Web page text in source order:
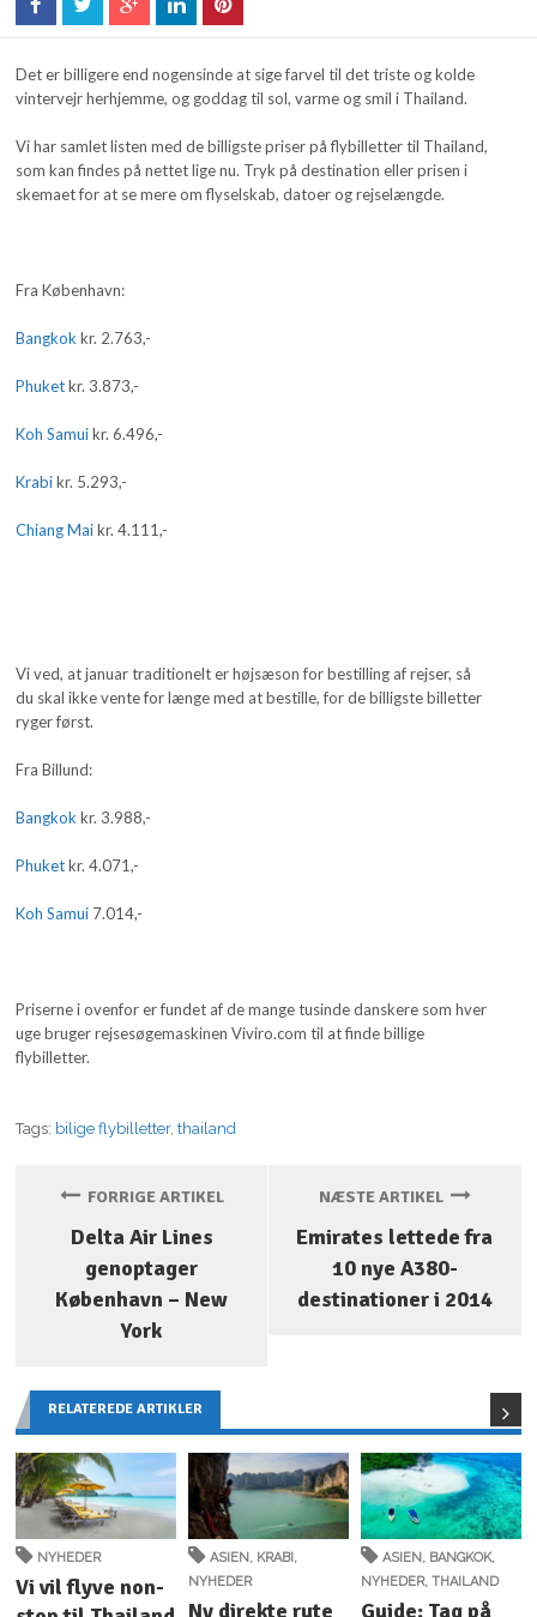
Det er billigere end nogensinde at sige farvel til det triste og kolde
vintervejr herhjemme, og goddag til sol, varme og smil i Thailand.
Vi har samlet listen med de billigste priser på flybilletter til Thailand,
som kan findes på nettet lige nu. Tryk på destination eller prisen i
skemaet for at se mere om flyselskab, datoer og rejselængde.
Fra København:
Bangkokkr. 2.763,-
Phuketkr. 3.873,-
Koh Samuikr. 6.496,-
Krabikr. 5.293,-
Chiang Maikr. 4.111,-
Vi ved, at januar traditionelt er højsæson for bestilling af rejser, så
du skal ikke vente for længe med at bestille, for de billigste billetter
ryger først.
Fra Billund:
Bangkokkr. 3.988,-
Phuketkr. 4.071,-
Koh Samui 7.014,-
Priserne i ovenfor er fundet af de mange tusinde danskere som hver
uge bruger rejsesøgemaskinen Viviro.com til at finde billige
flybilletter.
Tags: bilige flybilletter,thailand
FORRIGE ARTIKEL
Delta Air Lines
genoptager
København – New
York
NÆSTE ARTIKEL
Emirates lettede fra
10 nye A380-
destinationer i 2014
RELATEREDE ARTIKLER
NYHEDER
Vi vil flyve non-
ASIEN KRABI
NYHEDER
Ny direkte rute
ASIEN, BANGKOK,
NYHEDER, THAILAND
Guide: Tag på